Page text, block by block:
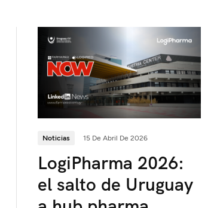
Noticias 15 De Abril De 2026
LogiPharma 2026:
el salto de Uruguay